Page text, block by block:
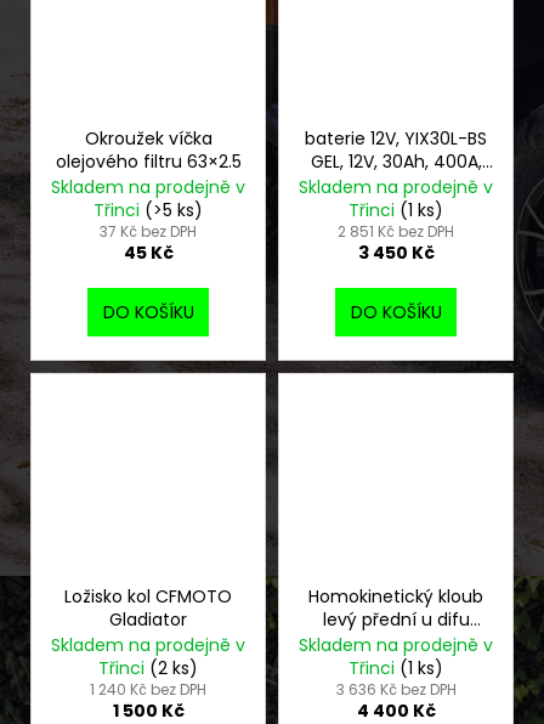
Okroužek víčka
olejového filtru 63×2.5
Skladem na prodejně v
Třinci (>5 ks)
37 Kč bez DPH
45 Kč
DO KOŠÍKU
baterie 12V, YIX30L-BS
GEL, 12V, 30Ah, 400A,
bezúdržbová GEL
technologie
165x125x175 FULBAT
(aktivovaná ve
Skladem na prodejně v
Třinci (1 ks)
2 851 Kč bez DPH
3 450 Kč
DO KOŠÍKU
Ložisko kol CFMOTO
Gladiator
Skladem na prodejně v
Třinci (2 ks)
1 240 Kč bez DPH
1 500 Kč
Homokinetický kloub
levý přední u difu
CFMOTO Gladiator
Skladem na prodejně v
Třinci (1 ks)
3 636 Kč bez DPH
4 400 Kč